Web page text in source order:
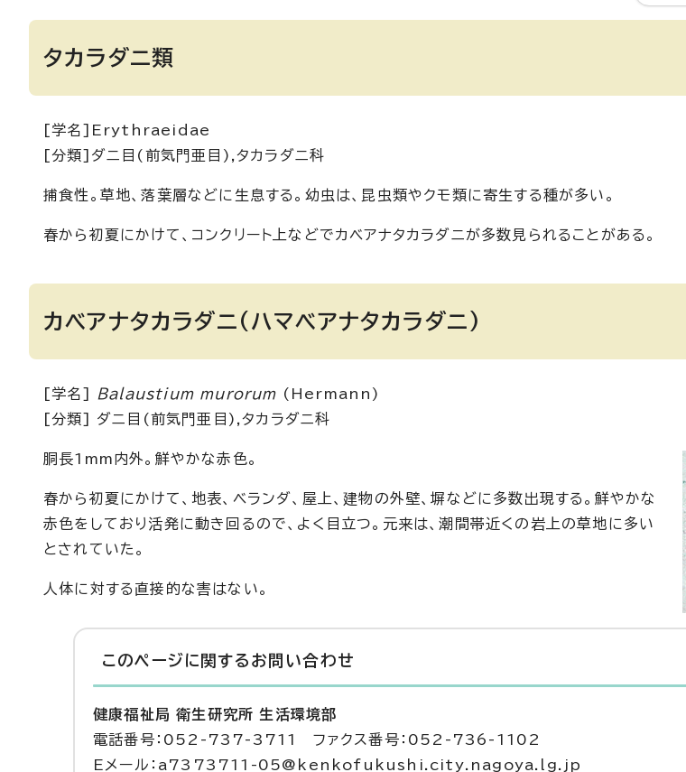
タカラダニ類
[学名]Erythraeidae
[分類]ダニ目(前気門亜目),タカラダニ科
捕食性。草地、落葉層などに生息する。幼虫は、昆虫類やクモ類に寄生する種が多い。
春から初夏にかけて、コンクリート上などでカベアナタカラダニが多数見られることがある。
カベアナタカラダニ(ハマベアナタカラダニ)
[学名] Balaustium murorum (Hermann)
[分類] ダニ目(前気門亜目),タカラダニ科
胴長1mm内外。鮮やかな赤色。
春から初夏にかけて、地表、ベランダ、屋上、建物の外壁、塀などに多数出現する。鮮やかな
赤色をしており活発に動き回るので、よく目立つ。元来は、潮間帯近くの岩上の草地に多い
とされていた。
人体に対する直接的な害はない。
このページに関する お問い合わせ
健康福祉局 衛生研究所 生活環境部
電話番号：052-737-3711 ファクス番号：052-736-1102
Eメール：a7373711-05@kenkofukushi.city.nagoya.lg.jp